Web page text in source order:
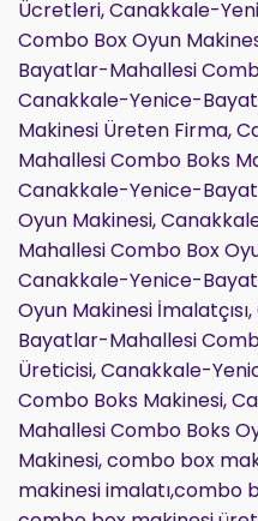
Ücretleri, Canakkale-
Combo Box Oyun
Bayatlar-Mahallesi
Canakkale-Yenice-
Makinesi Üreten Firma,
Mahallesi Combo Boks
Canakkale-Yenice-
Oyun Makinesi,
Mahallesi Combo Box
Canakkale-Yenice-
Oyun Makinesi
Bayatlar-Mahallesi
Üreticisi, Canakkale-
Combo Boks Makinesi,
Mahallesi Combo Boks
Makinesi, combo box
makinesi imalatı,combo